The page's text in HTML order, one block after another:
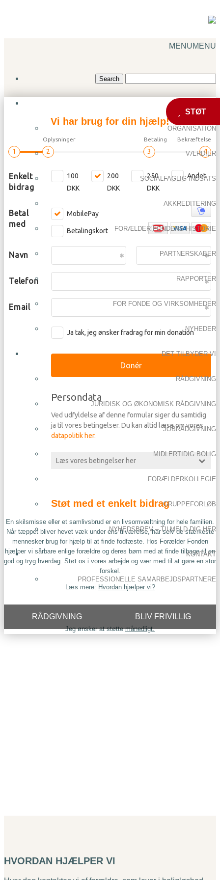
MENUMENU
ORGANISATION
VÆRDIER
SOCIALFAGLIG INDSATS
AKKREDITERING
FORÆLDER FONDENS HISTORIE
PARTNERSKABER
RAPPORTER
FOR FONDE OG VIRKSOMHEDER
NYHEDER
DET TILBYDER VI
RÅDGIVNING
JURIDISK OG ØKONOMISK RÅDGIVNING
JOBRÅDGIVNING
MIDLERTIDIG BOLIG
FORÆLDERKOLLEGIE
GRUPPEFORLØB
NYHEDSBREV – TILMELD DIG HER
KONTAKT
PROFESSIONELLE SAMARBEJDSPARTNERE
RÅDGIVNING BLIV FRIVILLIG
Vi har brug for din hjælp!
Støt med et enkelt bidrag
En skilsmisse eller et samlivsbrud er en livsomvæltning for hele familien.
Når tæppet bliver hevet væk under ens tilværelse, har selv de stærkeste
mennesker brug for hjælp til at finde fodfæste. Hos Forælder Fonden
hjælper vi sårbare enlige forældre og deres børn med at finde tilbage til en
god og tryg hverdag. Støt os i vores arbejde og vær med til at gøre en stor
forskel.
Læs mere: Hvordan hjælper vi?
Jeg ønsker at støttemånedligt.
HVORDAN HJÆLPER VI
STØT